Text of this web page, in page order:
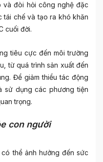
và đòi hỏi công nghệ đặc
tái chế và tạo ra khó khăn
cuối đời.
tiêu cực đến môi trường
từ quá trình sản xuất đến
Để giảm thiểu tác động
sử dụng các phương tiện
trọng.
con người
thể ảnh hưởng đến sức